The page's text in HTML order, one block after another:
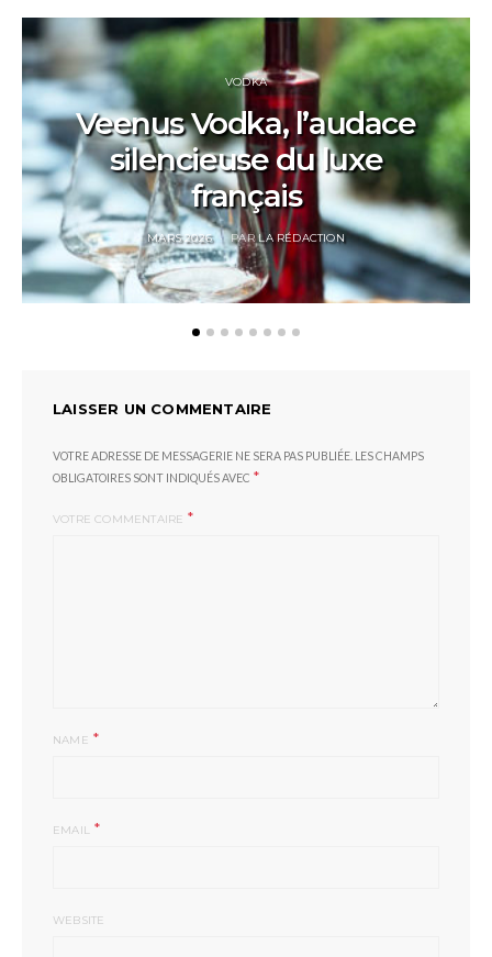
VODKA
Veenus Vodka, l’audace
silencieuse du luxe
français
POSTED
ON
MARS 2026 PAR LA RÉDACTION
LAISSER UN COMMENTAIRE
VOTRE ADRESSE DE MESSAGERIE NE SERA PAS PUBLIÉE. LES CHAMPS
OBLIGATOIRES SONT INDIQUÉS AVEC *
VOTRE COMMENTAIRE *
NAME *
EMAIL *
WEBSITE